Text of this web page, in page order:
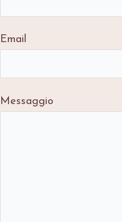
Email
Messaggio